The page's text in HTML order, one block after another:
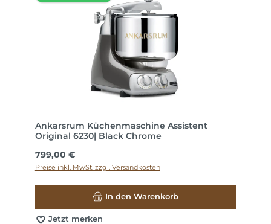
Ankarsrum Küchenmaschine Assistent
Original 6230| Black Chrome
Regulärer Preis:
799,00 €
Preise inkl. MwSt. zzgl. Versandkosten
In den Warenkorb
Jetzt merken